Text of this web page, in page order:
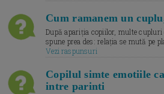
Cum ramanem un
După apariția copiilor, multe cupluri
spune prea des: relația se mută pe
Vezi raspunsuri
Copilul simte emotiile
intre parinti